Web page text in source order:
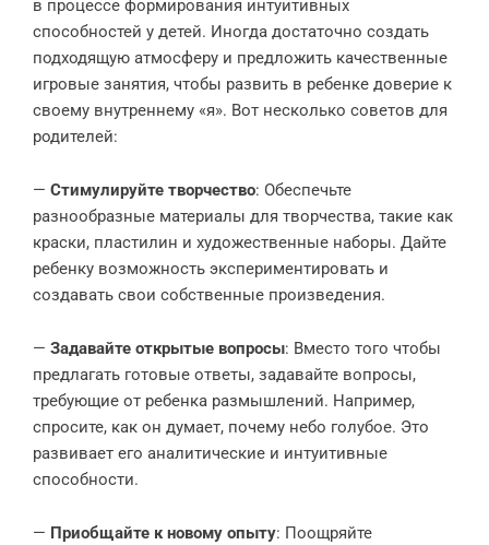
в процессе формирования интуитивных
способностей у детей. Иногда достаточно создать
подходящую атмосферу и предложить качественные
игровые занятия, чтобы развить в ребенке доверие к
своему внутреннему «я». Вот несколько советов для
родителей:
— Стимулируйте творчество: Обеспечьте
разнообразные материалы для творчества, такие как
краски, пластилин и художественные наборы. Дайте
ребенку возможность экспериментировать и
создавать свои собственные произведения.
— Задавайте открытые вопросы: Вместо того чтобы
предлагать готовые ответы, задавайте вопросы,
требующие от ребенка размышлений. Например,
спросите, как он думает, почему небо голубое. Это
развивает его аналитические и интуитивные
способности.
— Приобщайте к новому опыту: Поощряйте